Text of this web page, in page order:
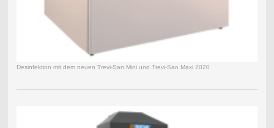
Desinfektion mit dem neuen Trevi-San Mini und Trevi-San Maxi 2020